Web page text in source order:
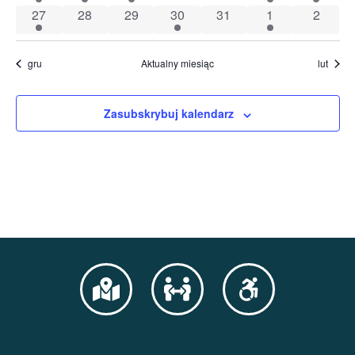
1 wydarzenie
27 0 wydarzenia
28 0 wydarzenia
29 1 wydarzenie
30 0 wydarzenia
31 1 wydarzenie
1 0
2
gru Aktualny miesiąc lut
Zasubskrybuj kalendarz